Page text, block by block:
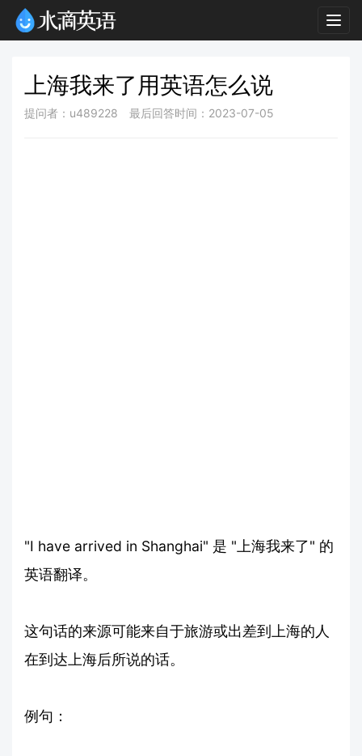
上海我来了用英语怎么说
提问者：u489228 最后回答时间：2023-07-05
"I have arrived in Shanghai" 是 "上海我来了" 的
英语翻译。
这句话的来源可能来自于旅游或出差到上海的人
在到达上海后所说的话。
例句：